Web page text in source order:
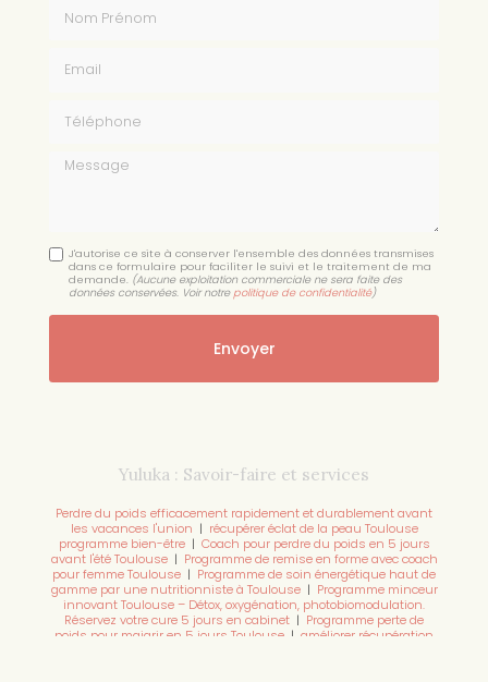
Message
J'autorise ce site à conserver l'ensemble des données transmises
dans ce formulaire pour faciliter le suivi et le traitement de ma
demande. (Aucune exploitation commerciale ne sera faite des
données conservées. Voir notre politique de confidentialité)
Yuluka : Savoir-faire et services
Perdre du poids efficacement rapidement et durablement avant
les vacances l'union | récupérer éclat de la peau Toulouse
programme bien-être| Coach pour perdre du poids en 5 jours
avant l'été Toulouse| Programme de remise en forme avec coach
pour femme Toulouse | Programme de soin énergétique haut de
gamme par une nutritionniste à Toulouse| Programme minceur
innovant Toulouse – Détox, oxygénation, photobiomodulation.
Réservez votre cure 5 jours en cabinet | Programme perte de
poids pour maigrir en 5 jours Toulouse | améliorer récupération